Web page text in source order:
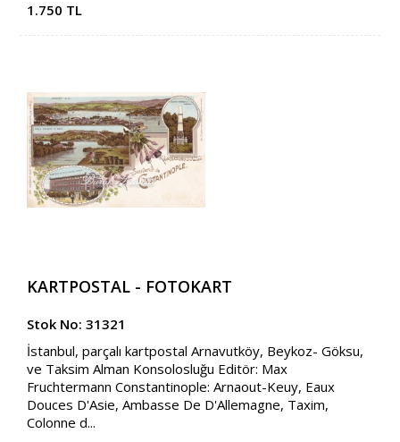
1.750 TL
KARTPOSTAL - FOTOKART
Stok No: 31321
İstanbul, parçalı kartpostal Arnavutköy, Beykoz- Göksu,
ve Taksim Alman Konsolosluğu Editör: Max
Fruchtermann Constantinople: Arnaout-Keuy, Eaux
Douces D'Asie, Ambasse De D'Allemagne, Taxim,
Colonne d...